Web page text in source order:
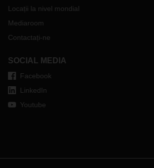
Locații la nivel mondial
Mediaroom
Contactați-ne
SOCIAL MEDIA
Facebook
LinkedIn
Youtube